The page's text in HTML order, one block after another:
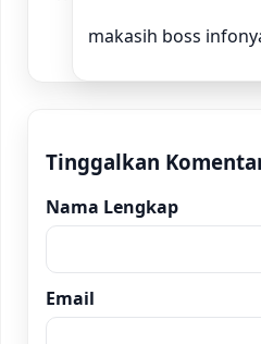
makasih boss
Tinggalkan
Nama Lengkap
Email